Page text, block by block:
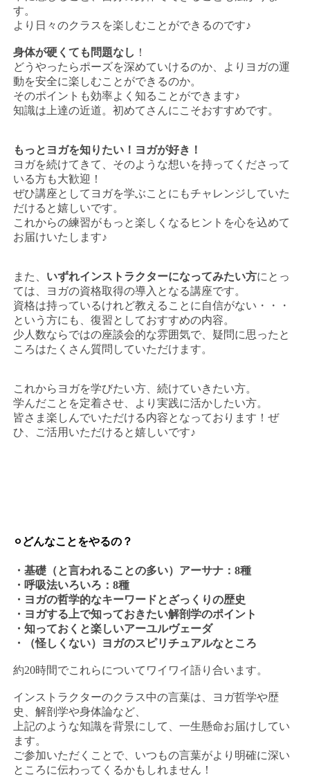
す。
より日々のクラスを楽しむことができるのです♪
身体が硬くても問題なし ！
どうやったらポーズを深めていけるのか、よりヨガの運
動を安全に楽しむことができるのか。
そのポイントも効率よく知ることができます♪
知識は上達の近道。初めてさんにこそおすすめです。
もっとヨガを知りたい！ヨガが好き！
ヨガを続けてきて、そのような想いを持ってくださって
いる方も大歓迎！
ぜひ講座としてヨガを学ぶことにもチャレンジしていた
だけると嬉しいです。
これからの練習がもっと楽しくなるヒントを心を込めて
お届けいたします♪
また、 いずれインストラクターになってみたい方にとっ
ては、ヨガの資格取得の導入となる講座です。
資格は持っているけれど教えることに自信がない・・・
という方にも、復習としておすすめの内容。
少人数ならではの座談会的な雰囲気で、疑問に思ったと
ころはたくさん質問していただけます。
これからヨガを学びたい方、続けていきたい方。
学んだことを定着させ、より実践に活かしたい方。
皆さま楽しんでいただける内容となっております！ぜ
ひ、ご活用いただけると嬉しいです♪
⚪︎どんなことをやるの？
・基礎（と言われることの多い）アーサナ：8種
・呼吸法いろいろ：8種
・ヨガの哲学的なキーワードとざっくりの歴史
・ヨガする上で知っておきたい解剖学のポイント
・知っておくと楽しいアーユルヴェーダ
・（怪しくない）ヨガのスピリチュアルなところ
約20時間でこれらについてワイワイ語り合います。
インストラクターのクラス中の言葉は、ヨガ哲学や歴
史、解剖学や身体論など、
上記のような知識を背景にして、一生懸命お届けしてい
ます。
ご参加いただくことで、いつもの言葉がより明確に深い
ところに伝わってくるかもしれません！